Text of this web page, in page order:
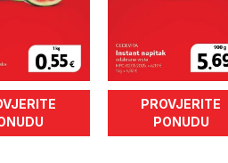
PROVJERITE
PONUDU